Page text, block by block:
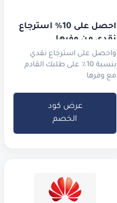
احصل على 10٪ استرجاع
نقدي من وفرها
واحصل على استرجاع نقدي
بنسبة 10٪ على طلبك القادم
مع وفرها
عرض كود
الخصم